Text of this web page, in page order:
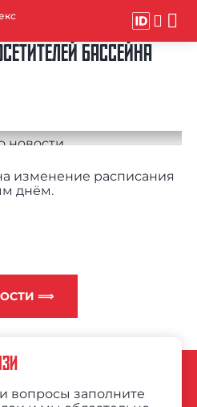
БАССЕЙНА
изменение расписания
днём.
⟹
вопросы заполните